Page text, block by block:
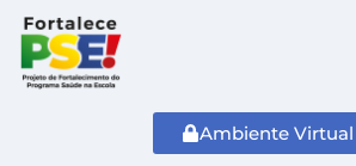
Ambiente Virtual